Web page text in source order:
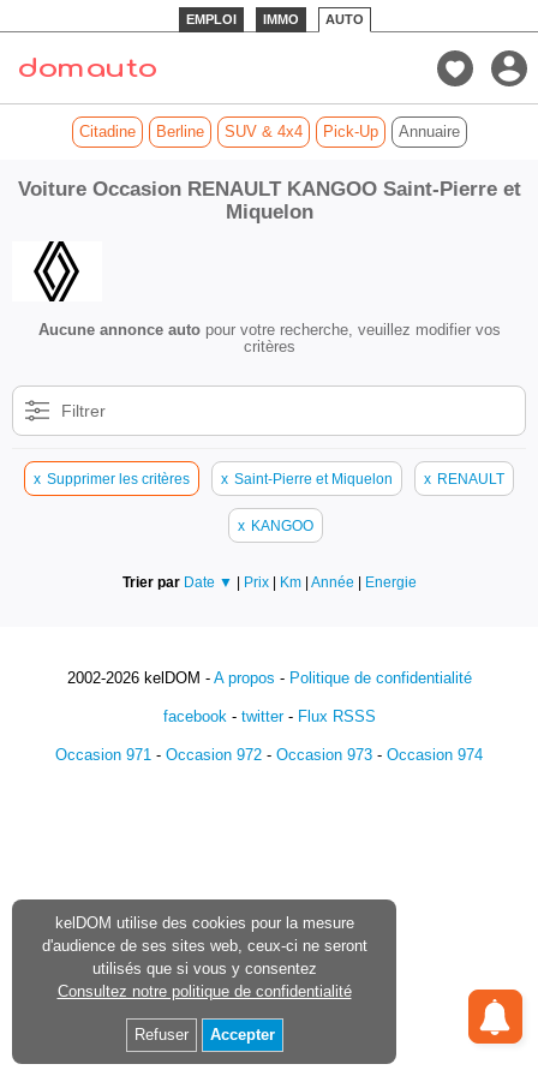
EMPLOI IMMO AUTO
Citadine Berline SUV & 4x4 Pick-Up Annuaire
Voiture Occasion RENAULT KANGOO Saint-Pierre et
Miquelon
Aucune annonce autopour votre recherche, veuillez modifier vos
critères
Filtrer
x Supprimer les critères x Saint-Pierre et Miquelon x RENAULT
x KANGOO
Trier par Date ▼ | Prix | Km | Année | Energie
2002-2026 kelDOM - A propos - Politique de confidentialité
facebook- twitter- Flux RSSS
Occasion 971 - Occasion 972 - Occasion 973 - Occasion 974
kelDOM utilise des cookies pour la mesure
d'audience de ses sites web, ceux-ci ne seront
utilisés que si vous y consentez
Consultez notre politique de confidentialité
Refuser Accepter